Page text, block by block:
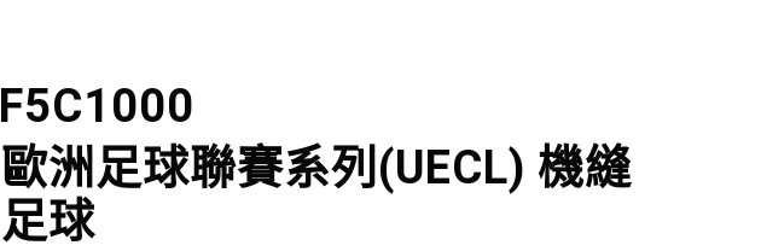
F5C1000
歐洲足球聯賽系列(UECL) 機縫
足球